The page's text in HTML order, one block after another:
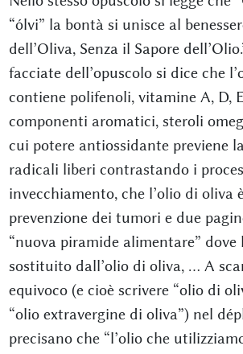
“ólvi” la bontà si unisce al
dell’Oliva, Senza il Sapore
facciate dell’opuscolo si dice che
contiene polifenoli, vitamine A, D,
componenti aromatici, steroli
cui potere antiossidante previene
radicali liberi contrastando i
invecchiamento, che l’olio di oliva
prevenzione dei tumori e due
“nuova piramide alimentare” dove
sostituito dall’olio di oliva, … A
equivoco (e cioè scrivere “olio di
“olio extravergine di oliva”) nel
precisano che “l’olio che